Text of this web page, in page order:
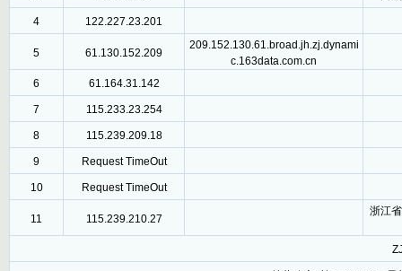
4 122.227.23.201
5 61.130.152.209
209.152.130.61.broad.jh.zj.dynami
c.163data.com.cn
6
61.164.31.142
7 115.233.23.254
8 115.239.209.18
9 Request TimeOut
10 Request TimeOut
11 115.239.210.27
浙江